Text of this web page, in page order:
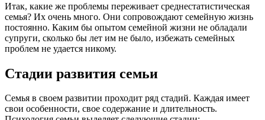
Итак, какие же проблемы переживает среднестатистическая
семья? Их очень много. Они сопровождают семейную жизнь
постоянно. Каким бы опытом семейной жизни не обладали
супруги, сколько бы лет им не было, избежать семейных
проблем не удается никому.
Стадии развития семьи
Семья в своем развитии проходит ряд стадий. Каждая имеет
свои особенности, свое содержание и длительность.